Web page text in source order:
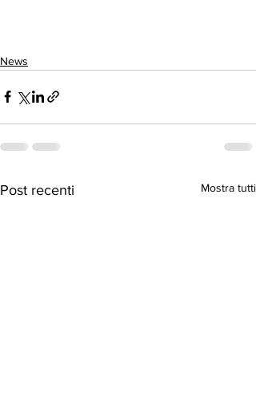
News
Post recenti Mostra tutti